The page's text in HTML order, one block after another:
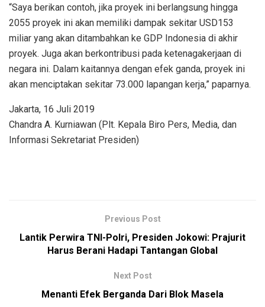
“Saya berikan contoh, jika proyek ini berlangsung hingga
2055 proyek ini akan memiliki dampak sekitar USD153
miliar yang akan ditambahkan ke GDP Indonesia di akhir
proyek. Juga akan berkontribusi pada ketenagakerjaan di
negara ini. Dalam kaitannya dengan efek ganda, proyek ini
akan menciptakan sekitar 73.000 lapangan kerja,” paparnya.
Jakarta, 16 Juli 2019
Chandra A. Kurniawan (Plt. Kepala Biro Pers, Media, dan
Informasi Sekretariat Presiden)
Previous Post
Lantik Perwira TNI-Polri, Presiden Jokowi: Prajurit
Harus Berani Hadapi Tantangan Global
Next Post
Menanti Efek Berganda Dari Blok Masela